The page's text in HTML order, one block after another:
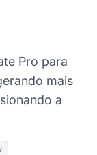
Pro para
mais
a